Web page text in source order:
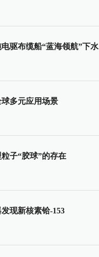
驱布缆船“蓝海领航”下水
多元应用场景
子“胶球”的存在
现新核素铪-153